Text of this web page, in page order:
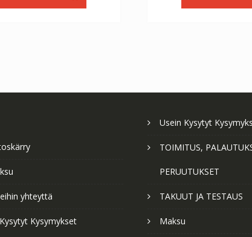
€56.64. €31.47.
yhteyttä
Kysymykset
Usein Kysytyt
TOIMITUS,
PERUUTUKSET
TAKUUT JA TESTAUS
Maksu